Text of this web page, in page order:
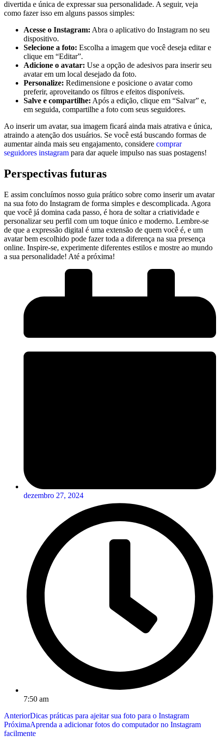
divertida e única de expressar sua personalidade. A‍ seguir, veja
como fazer isso em alguns passos simples:
Acesse o Instagram: Abra o aplicativo do Instagram no seu
dispositivo.
Selecione a foto: Escolha a imagem que você deseja editar e
clique em “Editar”.
Adicione o ‌avatar: Use a⁣ opção de adesivos para⁢ inserir seu
avatar em um local desejado da foto.
Personalize: Redimensione e posicione o avatar como
preferir, aproveitando os filtros e efeitos disponíveis.
Salve e compartilhe: ‍Após a ⁢edição, clique‍ em “Salvar” e,
em seguida, compartilhe‍ a foto‌ com seus seguidores.
Ao inserir um avatar,⁢ sua ​imagem ​ficará ainda mais atrativa e única,
atraindo a atenção dos usuários. Se você está buscando formas de⁢
aumentar ainda mais seu ​engajamento, considere comprar
seguidores instagram ​para dar aquele impulso‍ nas suas postagens!
Perspectivas‍ futuras
E assim concluímos⁢ nosso guia prático sobre como inserir um avatar
na sua foto do Instagram de forma simples e descomplicada. Agora
que você já‍ domina ‌cada passo, é hora de soltar a criatividade e
personalizar seu perfil com um toque único e‍ moderno. Lembre-se
de que a expressão digital é ⁣uma extensão de quem você é, e um
avatar ⁢bem escolhido pode fazer​ toda a diferença na sua presença
online. ​Inspire-se, experimente diferentes estilos​ e mostre ao mundo
a sua personalidade! Até a próxima!
dezembro 27, 2024
7:50 am
AnteriorDicas práticas para ajeitar sua foto para o Instagram
PróximaAprenda a adicionar fotos do computador no Instagram
facilmente